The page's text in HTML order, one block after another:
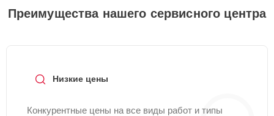
Преимущества нашего сервисного центра
Низкие цены
Конкурентные цены на все виды работ и типы